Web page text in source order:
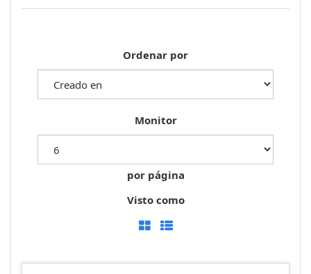
Ordenar por
Monitor
por página
Visto como